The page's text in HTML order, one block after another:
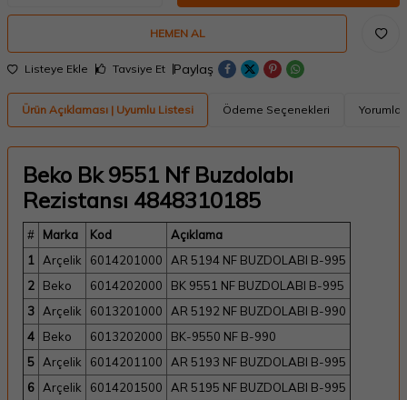
HEMEN AL
Listeye Ekle Tavsiye Et Paylaş
Ürün Açıklaması | Uyumlu Listesi Ödeme Seçenekleri Yorumlar
Beko Bk 9551 Nf Buzdolabı
Rezistansı 4848310185
# Marka Kod
Açıklama
1 Arçelik 6014201000
AR 5194 NF BUZDOLABI B-995
2
Beko 6014202000
BK 9551 NF BUZDOLABI B-995
3 Arçelik 6013201000
AR 5192 NF BUZDOLABI B-990
4
Beko 6013202000
BK-9550 NF B-990
5 Arçelik 6014201100
AR 5193 NF BUZDOLABI B-995
6 Arçelik 6014201500
AR 5195 NF BUZDOLABI B-995